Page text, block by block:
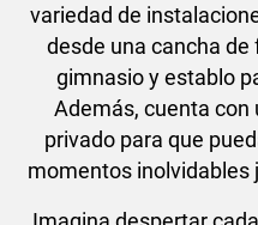
variedad de
desde una cancha
gimnasio y establo
Además, cuenta con
privado para que
momentos inolvidables